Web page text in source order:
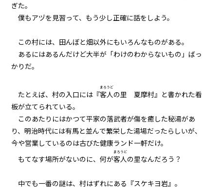
８月７日：炎の中で
034
035
８月７日：神の軌道修正
また来週と魔物は言った
ぎた。
僕もアヅを見習って、もう少し正確に話をしよう。
この村には、田んぼと畑以外にもいろんなものがある。
あるにはあるんだけど――大半が「わけのわからないもの」ばっ
かりだ。
たとえば、村の入口には『客人
まろうど
の里 夏摩村』と書かれた看
板が立てられている。
このあたりにはかつて平家の落武者が傷を癒した秘湯があ
り、明治時代には有馬と並んで繁栄した湯場だったらしいが、
今や営業しているのは古びた健康ランド一軒だけ。
もてなす場所がないのに、何が客人
まろうど
の里なんだろう？
中でも一番の謎は、村はずれにある『スケキヨ岩』。